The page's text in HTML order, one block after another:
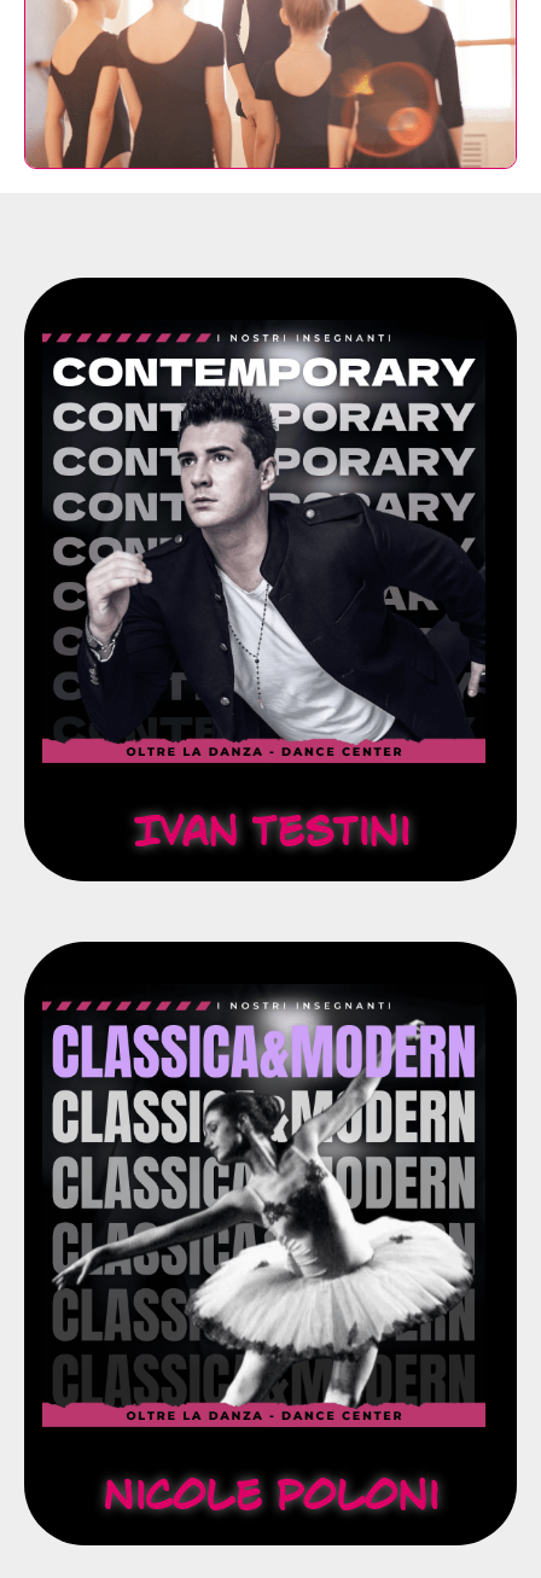
Ivan Testini
Contemporary
Ballerino internazionale (New York, Dubai, Cannes,
Madrid, Lugano, Stoccolma, etc.)
Per la sua professionalità viene richiesto da
produzioni televisive e teatrali fino al Cirque du
Soleil.
Insegnante eccezionale modern - contemporary.
Nicole Poloni
Classica, Modern
& Heels
Studia danza dall'età di 6 anni.
Ha conseguito tutti i diplomi dei livelli professionali
della R.A.D.
Diplomata IDA (International Dance Association) in
modern.
Abilitazione PBT (Progressing Ballet Tecnique).